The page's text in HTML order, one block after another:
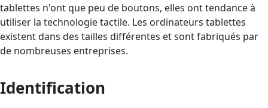
tablettes n'ont que peu de boutons, elles ont tendance à
utiliser la technologie tactile. Les ordinateurs tablettes
existent dans des tailles différentes et sont fabriqués par
de nombreuses entreprises.
Identification